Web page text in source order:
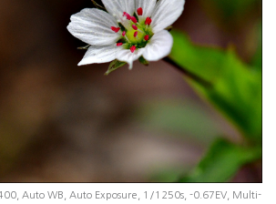
Auto WB, Auto Exposure, 1/1250s, -0.67EV, Multi-